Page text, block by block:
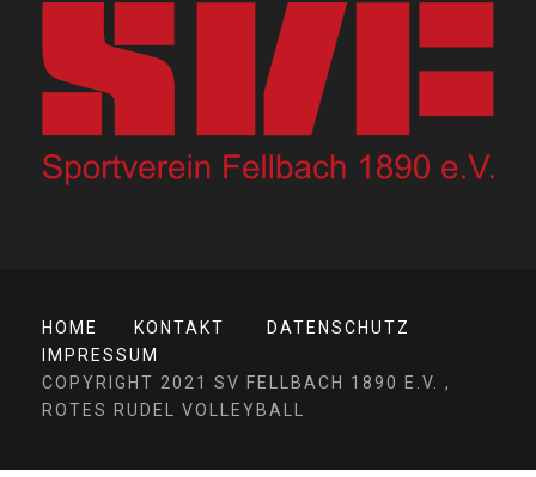
HOME KONTAKT
DATENSCHUTZ
IMPRESSUM
COPYRIGHT 2021 SV FELLBACH 1890 E.V. ,
ROTES RUDEL VOLLEYBALL